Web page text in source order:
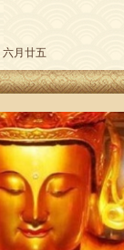
六月廿五